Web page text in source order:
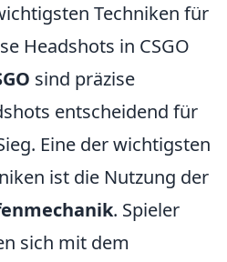
Techniken für
Headshots in CSGO
sind präzise
entscheidend für
Eine der wichtigsten
ist die Nutzung der
. Spieler
sich mit dem